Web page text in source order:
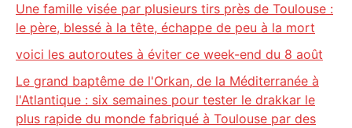
Une famille visée par plusieurs tirs près de Toulouse :
le père, blessé à la tête, échappe de peu à la mort
voici les autoroutes à éviter ce week-end du 8 août
Le grand baptême de l'Orkan, de la Méditerranée à
l'Atlantique : six semaines pour tester le drakkar le
plus rapide du monde fabriqué à Toulouse par des